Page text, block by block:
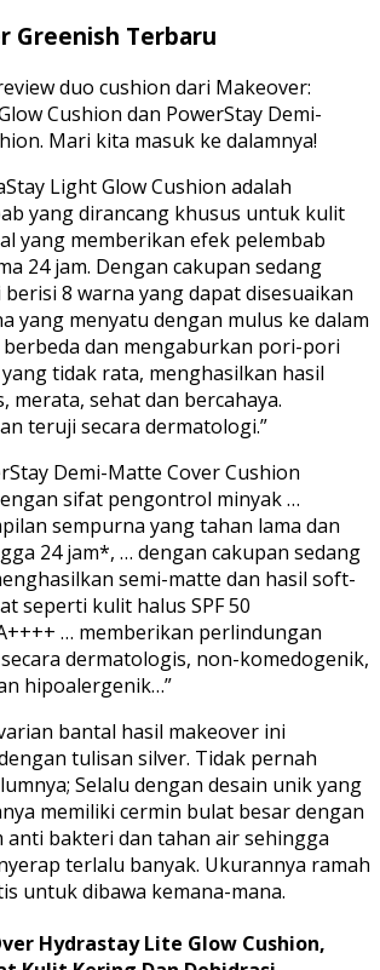
Greenish Terbaru
duo cushion dari Makeover:
Cushion dan PowerStay Demi-
Mari kita masuk ke dalamnya!
Light Glow Cushion adalah
yang dirancang khusus untuk kulit
yang memberikan efek pelembab
24 jam. Dengan cakupan sedang
8 warna yang dapat disesuaikan
yang menyatu dengan mulus ke dalam
dan mengaburkan pori-pori
tidak rata, menghasilkan hasil
merata, sehat dan bercahaya.
teruji secara dermatologi.”
Demi-Matte Cover Cushion
sifat pengontrol minyak …
sempurna yang tahan lama dan
24 jam*, … dengan cakupan sedang
semi-matte dan hasil soft-
seperti kulit halus SPF 50
… memberikan perlindungan
dermatologis, non-komedogenik,
hipoalergenik…”
bantal hasil makeover ini
tulisan silver. Tidak pernah
Selalu dengan desain unik yang
memiliki cermin bulat besar dengan
anti bakteri dan tahan air sehingga
terlalu banyak. Ukurannya ramah
untuk dibawa kemana-mana.
Hydrastay Lite Glow Cushion,